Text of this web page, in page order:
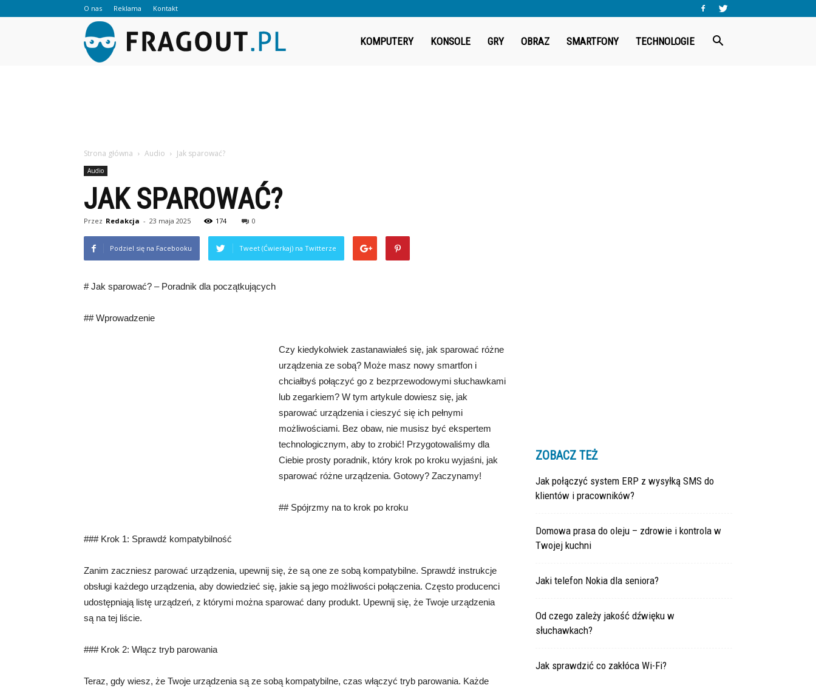
O nas Reklama Kontakt
KOMPUTERY KONSOLE GRY OBRAZ SMARTFONY TECHNOLOGIE
Strona główna Audio Jak sparować?
Audio
JAK SPAROWAĆ?
Przez Redakcja - 23 maja 2025 174 0
Podziel się na Facebooku Tweet (Ćwierkaj) na Twitterze
# Jak sparować? – Poradnik dla początkujących
## Wprowadzenie
Czy kiedykolwiek zastanawiałeś się, jak sparować różne
urządzenia ze sobą? Może masz nowy smartfon i
chciałbyś połączyć go z bezprzewodowymi słuchawkami
lub zegarkiem? W tym artykule dowiesz się, jak
sparować urządzenia i cieszyć się ich pełnymi
możliwościami. Bez obaw, nie musisz być ekspertem
technologicznym, aby to zrobić! Przygotowaliśmy dla
Ciebie prosty poradnik, który krok po kroku wyjaśni, jak
sparować różne urządzenia. Gotowy? Zaczynamy!
## Spójrzmy na to krok po kroku
### Krok 1: Sprawdź kompatybilność
Zanim zaczniesz parować urządzenia, upewnij się, że są one ze sobą kompatybilne. Sprawdź instrukcje
obsługi każdego urządzenia, aby dowiedzieć się, jakie są jego możliwości połączenia. Często producenci
udostępniają listę urządzeń, z którymi można sparować dany produkt. Upewnij się, że Twoje urządzenia
są na tej liście.
### Krok 2: Włącz tryb parowania
Teraz, gdy wiesz, że Twoje urządzenia są ze sobą kompatybilne, czas włączyć tryb parowania. Każde
ZOBACZ TEŻ
Jak połączyć system ERP z wysyłką SMS do
klientów i pracowników?
Domowa prasa do oleju – zdrowie i kontrola w
Twojej kuchni
Jaki telefon Nokia dla seniora?
Od czego zależy jakość dźwięku w
słuchawkach?
Jak sprawdzić co zakłóca Wi-Fi?